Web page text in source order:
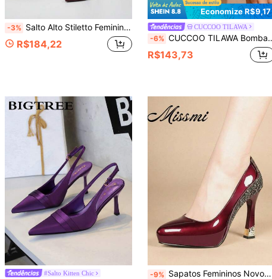
-3% Salto Alto Stiletto Feminino Bordô com Bico Fino, Tiras Cruzadas, Sexy e Elegante, para Festa, Banquete, Uso Diário e Viagem
R$184,22
Economize R$9,17
CUCCOO TILAWA
-6% CUCCOO TILAWA Bombas Femininas Pontiagudas Sem Costas Casuais com Brilho
R$143,73
#Salto Kitten Chic -9% Sapatos Femininos Novos Primavera 2026 com Vampo Baixo, Tamanhos Grandes & Pequenos, Saltos Altos com Plataforma à Prova d'Água